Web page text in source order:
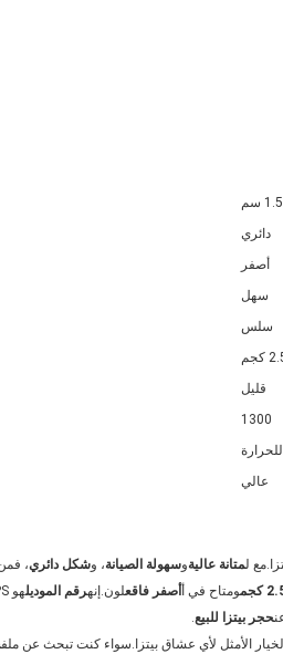
دائري
أصفر
سهل
سلس
قليل
1300
للحرارة
عالي
لمتانة عاليةوسهولة الصيانة، وشكل دائري،
ومتاح في أ أصفر فاقعلون.إنهرقم الموديلهو KTCPS وهو مصنوع في
حجر بيتزا للبيع.